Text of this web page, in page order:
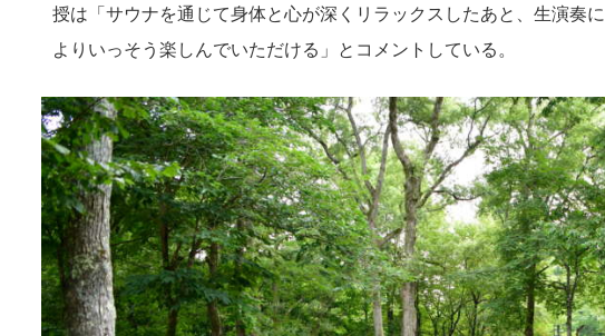
授は「サウナを通じて身体と心が深くリラックスしたあと、生演奏
よりいっそう楽しんでいただける」とコメントしている。